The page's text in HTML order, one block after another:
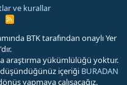
ve kurallar
R
S
BTK tarafından onaylı Yer
araştırma yükümlülüğü yoktur.
içeriği BURADAN
yapmaya çalışacağız.